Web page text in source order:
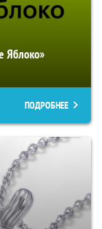
Яблоко»
ПОДРОБНЕЕ